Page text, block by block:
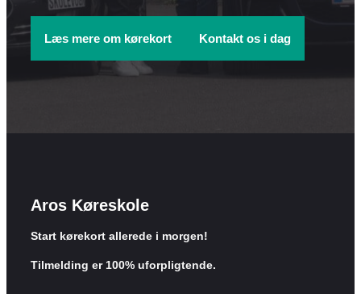
Læs mere om kørekort Kontakt os i dag
Aros Køreskole
Start kørekort allerede i morgen!
Tilmelding er 100% uforpligtende.